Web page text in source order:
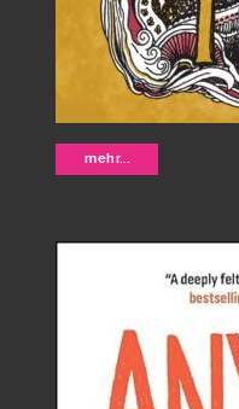
Charity and
mehr...